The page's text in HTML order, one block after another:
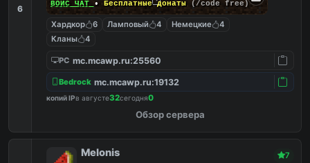
6
ВОЙС ЧАТ
• Бесплатные донаты (/code free)
Хардкор 6 Ламповый 4 Немецкие
4
Кланы
4
PC mc.mcawp.ru:25560
Bedrock mc.mcawp.ru:19132
копий IPв августе32сегодня0
Обзор сервера
Melonis 7